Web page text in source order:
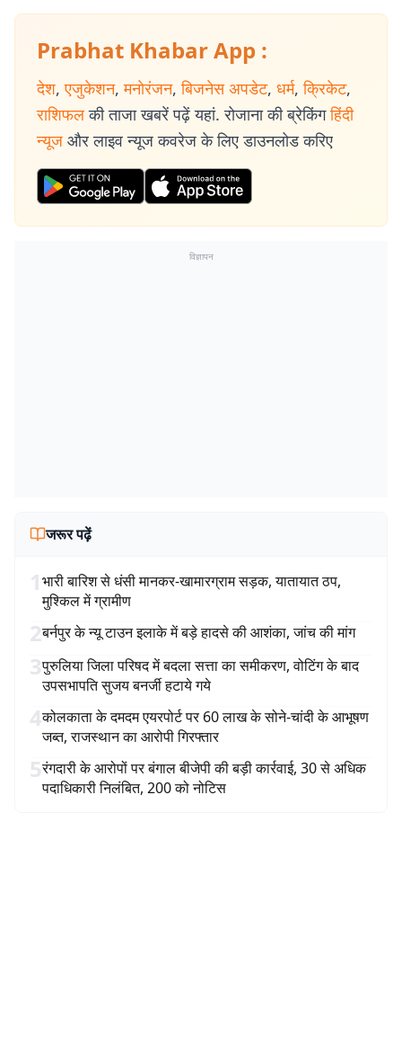
Prabhat Khabar App :
देश, एजुकेशन, मनोरंजन, बिजनेस अपडेट, धर्म, क्रिकेट,
राशिफल की ताजा खबरें पढ़ें यहां. रोजाना की ब्रेकिंग हिंदी
न्यूज और लाइव न्यूज कवरेज के लिए डाउनलोड करिए
विज्ञापन
जरूर पढ़ें
1भारी बारिश से धंसी मानकर-खामारग्राम सड़क, यातायात ठप,
मुश्किल में ग्रामीण
2बर्नपुर के न्यू टाउन इलाके में बड़े हादसे की आशंका, जांच की मांग
3पुरुलिया जिला परिषद में बदला सत्ता का समीकरण, वोटिंग के बाद
उपसभापति सुजय बनर्जी हटाये गये
4कोलकाता के दमदम एयरपोर्ट पर 60 लाख के सोने-चांदी के आभूषण
जब्त, राजस्थान का आरोपी गिरफ्तार
5रंगदारी के आरोपों पर बंगाल बीजेपी की बड़ी कार्रवाई, 30 से अधिक
पदाधिकारी निलंबित, 200 को नोटिस